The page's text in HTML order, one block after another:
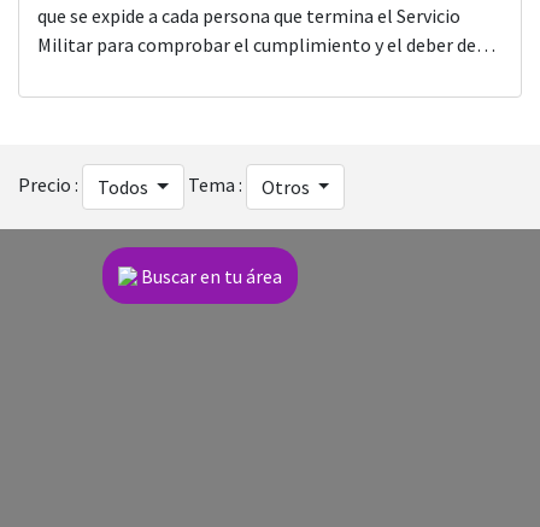
que se expide a cada persona que termina el Servicio
Militar para comprobar el cumplimiento y el deber de
una formación militar básica que debe conocer cualquier
Precio :
Todos Tema : Otros
Buscar en tu área